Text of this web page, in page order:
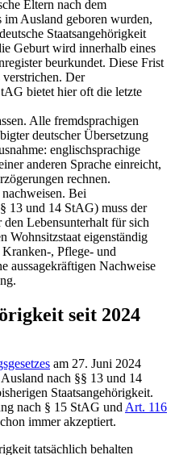
Eltern nach dem
Ausland geboren wurden,
Staatsangehörigkeit
Geburt wird innerhalb eines
beurkundet. Diese Frist
Der
bietet hier oft die letzte
Alle fremdsprachigen
deutscher Übersetzung
englischsprachige
anderen Sprache einreicht,
rechnen.
Bei
13 und 14 StAG) muss der
den Lebensunterhalt für sich
Wohnsitzstaat eigenständig
, Pflege- und
aussagekräftigen Nachweise
seit 2024
am 27. Juni 2024
nach §§ 13 und 14
Staatsangehörigkeit.
nach § 15 StAG und Art. 116
immer akzeptiert.
tatsächlich behalten